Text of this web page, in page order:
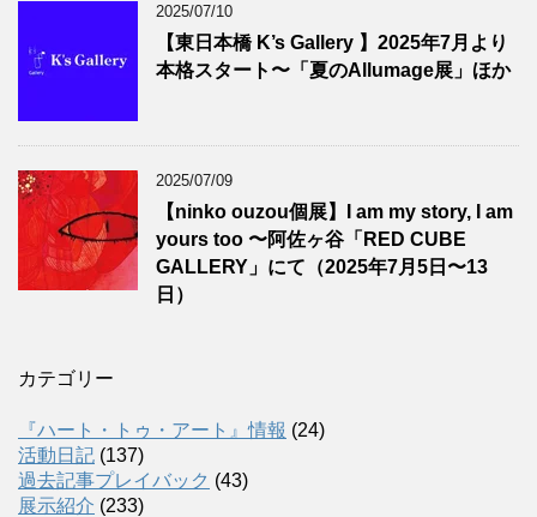
2025/07/10
【東日本橋 K’s Gallery 】2025年7月より
本格スタート〜「夏のAllumage展」ほか
2025/07/09
【ninko ouzou個展】I am my story, I am
yours too 〜阿佐ヶ谷「RED CUBE
GALLERY」にて（2025年7月5日〜13
日）
カテゴリー
『ハート・トゥ・アート』情報 (24)
活動日記 (137)
過去記事プレイバック (43)
展示紹介 (233)